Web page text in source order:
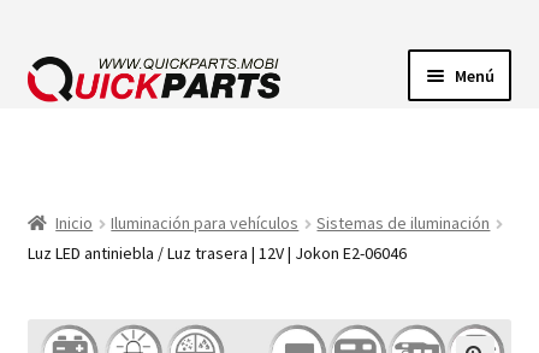
Menú
CLAXONES
Inicio Iluminación para vehículos
Sistemas de iluminación
Luz LED antiniebla / Luz trasera | 12V | Jokon E2-06046